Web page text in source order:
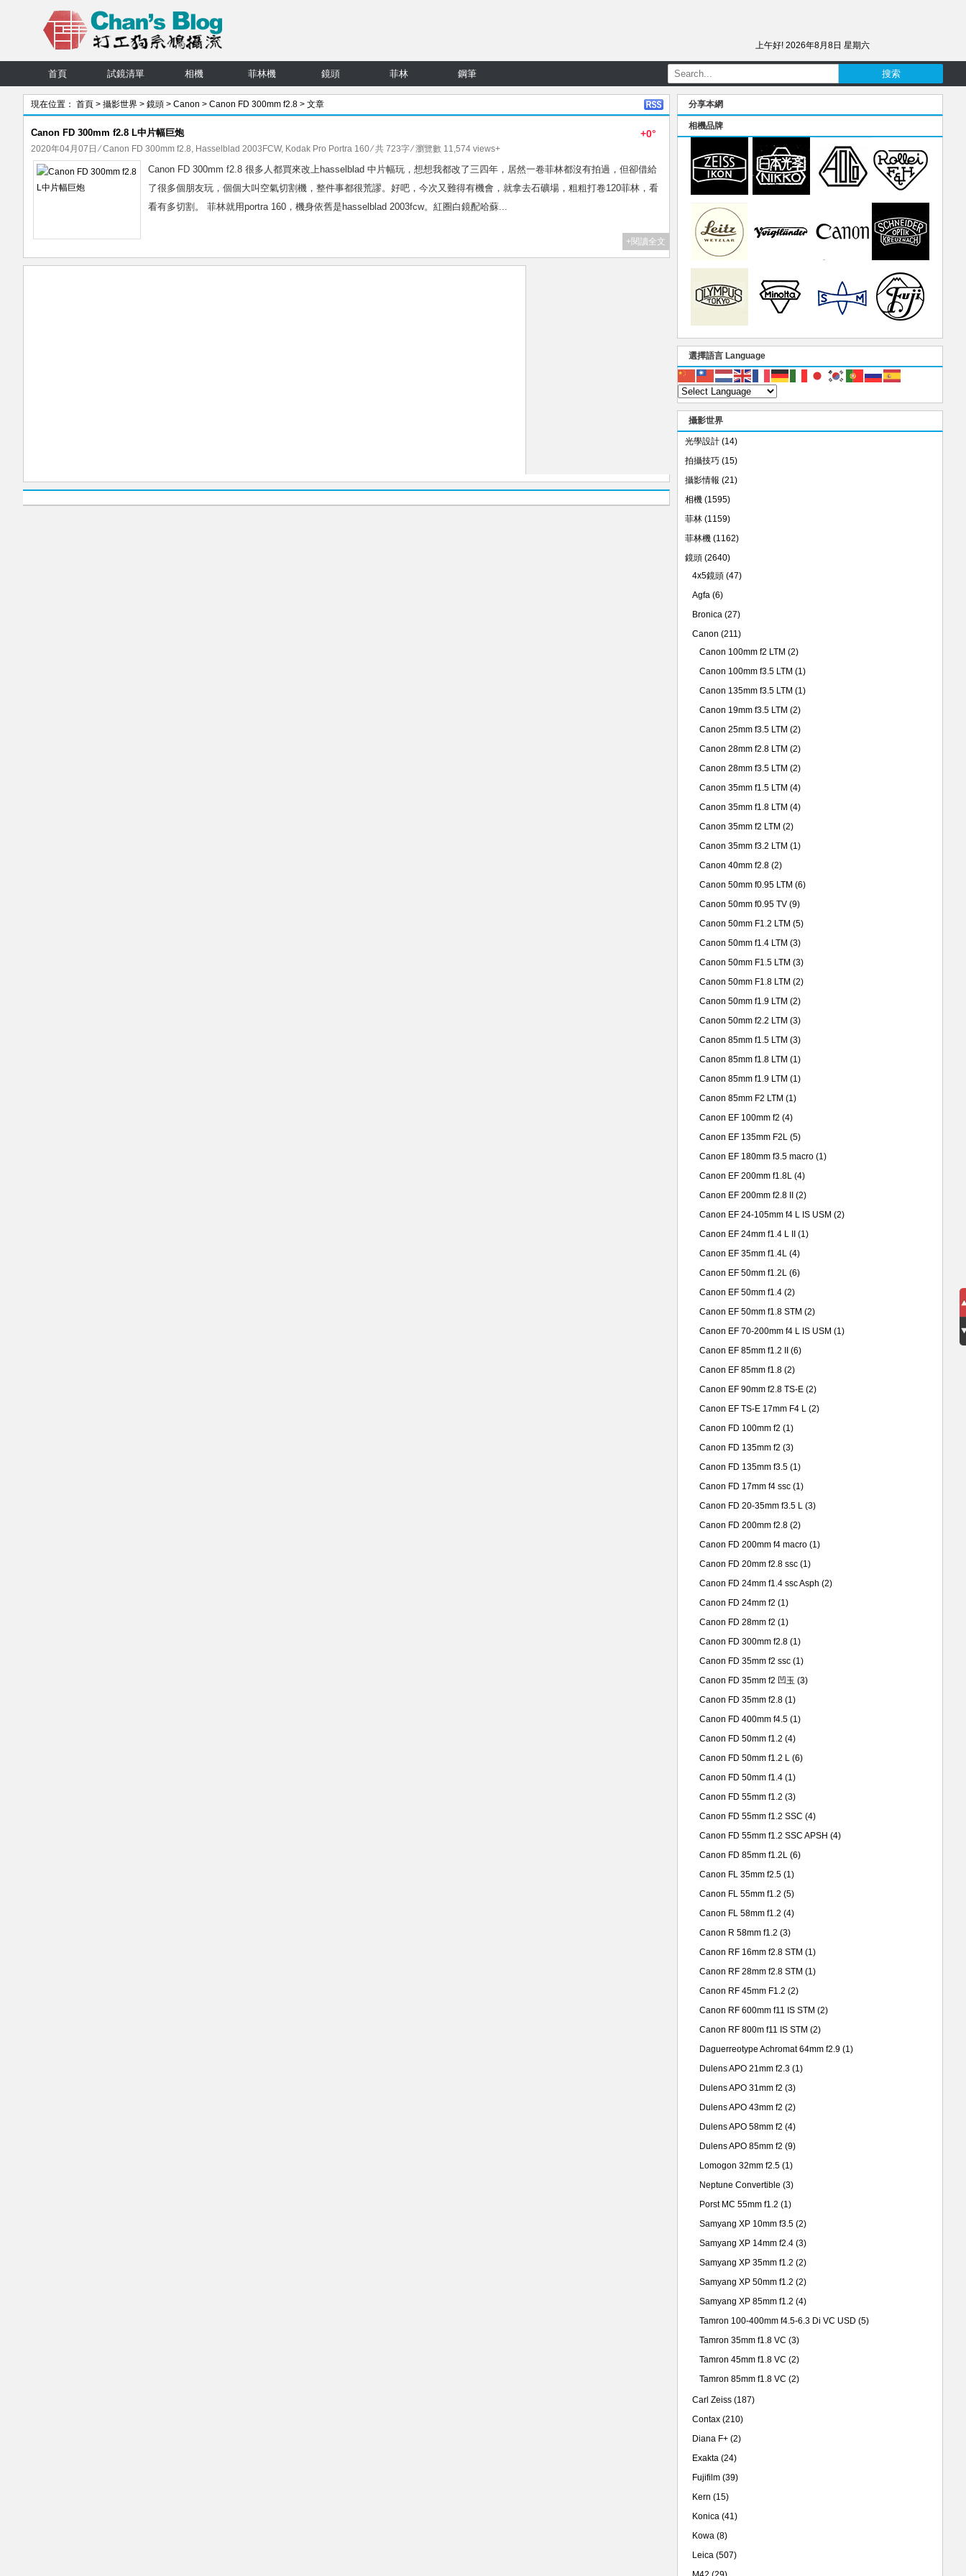
上午好! 2026年8月8日 星期六
首頁 試鏡清單 相機 菲林機 鏡頭 菲林 鋼筆
現在位置： 首頁 > 攝影世界 > 鏡頭 > Canon > Canon FD 300mm f2.8 > 文章
+0°
Canon FD 300mm f2.8 L中片幅巨炮
2020年04月07日 ⁄Canon FD 300mm f2.8, Hasselblad 2003FCW, Kodak Pro Portra 160⁄ 共 723字 ⁄ 瀏覽數 11,574 views+
Canon FD 300mm f2.8 很多人都買來改上hasselblad 中片幅玩，想想我都改了三四年，居然一卷菲林都沒有拍過，但卻借給
了很多個朋友玩，個個大叫空氣切割機，整件事都很荒謬。好吧，今次又難得有機會，就拿去石礦場，粗粗打卷120菲林，看
看有多切割。 菲林就用portra 160，機身依舊是hasselblad 2003fcw。紅圈白鏡配哈蘇...
+閱讀全文
分享本網
相機品牌
選擇語言 Language
攝影世界
光學設計 (14)
拍攝技巧 (15)
攝影情報 (21)
相機 (1595)
菲林 (1159)
菲林機 (1162)
鏡頭 (2640)
4x5鏡頭 (47)
Agfa (6)
Bronica (27)
Canon (211)
Canon 100mm f2 LTM (2)
Canon 100mm f3.5 LTM (1)
Canon 135mm f3.5 LTM (1)
Canon 19mm f3.5 LTM (2)
Canon 25mm f3.5 LTM (2)
Canon 28mm f2.8 LTM (2)
Canon 28mm f3.5 LTM (2)
Canon 35mm f1.5 LTM (4)
Canon 35mm f1.8 LTM (4)
Canon 35mm f2 LTM (2)
Canon 35mm f3.2 LTM (1)
Canon 40mm f2.8 (2)
Canon 50mm f0.95 LTM (6)
Canon 50mm f0.95 TV (9)
Canon 50mm F1.2 LTM (5)
Canon 50mm f1.4 LTM (3)
Canon 50mm F1.5 LTM (3)
Canon 50mm F1.8 LTM (2)
Canon 50mm f1.9 LTM (2)
Canon 50mm f2.2 LTM (3)
Canon 85mm f1.5 LTM (3)
Canon 85mm f1.8 LTM (1)
Canon 85mm f1.9 LTM (1)
Canon 85mm F2 LTM (1)
Canon EF 100mm f2 (4)
Canon EF 135mm F2L (5)
Canon EF 180mm f3.5 macro (1)
Canon EF 200mm f1.8L (4)
Canon EF 200mm f2.8 II
(2)
Canon EF 24-105mm f4 L IS USM (2)
Canon EF 24mm f1.4 L II
(1)
Canon EF 35mm f1.4L (4)
Canon EF 50mm f1.2L (6)
Canon EF 50mm f1.4 (2)
Canon EF 50mm f1.8 STM (2)
Canon EF 70-200mm f4 L IS USM (1)
Canon EF 85mm f1.2 II
(6)
Canon EF 85mm f1.8 (2)
Canon EF 90mm f2.8 TS-E (2)
Canon EF TS-E 17mm F4 L (2)
Canon FD 100mm f2 (1)
Canon FD 135mm f2 (3)
Canon FD 135mm f3.5 (1)
Canon FD 17mm f4 ssc (1)
Canon FD 20-35mm f3.5 L (3)
Canon FD 200mm f2.8 (2)
Canon FD 200mm f4 macro (1)
Canon FD 20mm f2.8 ssc (1)
Canon FD 24mm f1.4 ssc Asph (2)
Canon FD 24mm f2 (1)
Canon FD 28mm f2 (1)
Canon FD 300mm f2.8 (1)
Canon FD 35mm f2 ssc (1)
Canon FD 35mm f2 凹玉 (3)
Canon FD 35mm f2.8 (1)
Canon FD 400mm f4.5 (1)
Canon FD 50mm f1.2 (4)
Canon FD 50mm f1.2 L (6)
Canon FD 50mm f1.4 (1)
Canon FD 55mm f1.2 (3)
Canon FD 55mm f1.2 SSC (4)
Canon FD 55mm f1.2 SSC APSH (4)
Canon FD 85mm f1.2L (6)
Canon FL 35mm f2.5 (1)
Canon FL 55mm f1.2 (5)
Canon FL 58mm f1.2 (4)
Canon R 58mm f1.2 (3)
Canon RF 16mm f2.8 STM (1)
Canon RF 28mm f2.8 STM (1)
Canon RF 45mm F1.2 (2)
Canon RF 600mm f11 IS STM (2)
Canon RF 800m f11 IS STM (2)
Daguerreotype Achromat 64mm f2.9 (1)
Dulens APO 21mm f2.3 (1)
Dulens APO 31mm f2 (3)
Dulens APO 43mm f2 (2)
Dulens APO 58mm f2 (4)
Dulens APO 85mm f2 (9)
Lomogon 32mm f2.5 (1)
Neptune Convertible (3)
Porst MC 55mm f1.2 (1)
Samyang XP 10mm f3.5 (2)
Samyang XP 14mm f2.4 (3)
Samyang XP 35mm f1.2 (2)
Samyang XP 50mm f1.2 (2)
Samyang XP 85mm f1.2 (4)
Tamron 100-400mm f4.5-6.3 Di VC USD (5)
Tamron 35mm f1.8 VC (3)
Tamron 45mm f1.8 VC (2)
Tamron 85mm f1.8 VC (2)
Carl Zeiss (187)
Contax (210)
Diana F+ (2)
Exakta (24)
Fujifilm (39)
Kern (15)
Konica (41)
Kowa (8)
Leica (507)